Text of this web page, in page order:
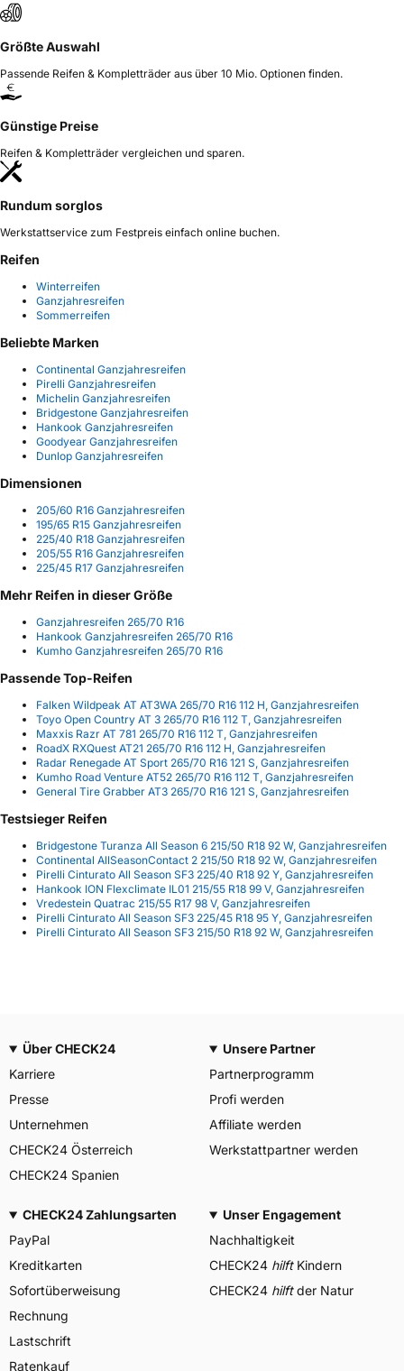
Größte Auswahl
Passende Reifen & Kompletträder aus über 10 Mio. Optionen finden.
Günstige Preise
Reifen & Kompletträder vergleichen und sparen.
Rundum sorglos
Werkstattservice zum Festpreis einfach online buchen.
Reifen
Winterreifen
Ganzjahresreifen
Sommerreifen
Beliebte Marken
Continental Ganzjahresreifen
Pirelli Ganzjahresreifen
Michelin Ganzjahresreifen
Bridgestone Ganzjahresreifen
Hankook Ganzjahresreifen
Goodyear Ganzjahresreifen
Dunlop Ganzjahresreifen
Dimensionen
205/60 R16 Ganzjahresreifen
195/65 R15 Ganzjahresreifen
225/40 R18 Ganzjahresreifen
205/55 R16 Ganzjahresreifen
225/45 R17 Ganzjahresreifen
Mehr Reifen in dieser Größe
Ganzjahresreifen 265/70 R16
Hankook Ganzjahresreifen 265/70 R16
Kumho Ganzjahresreifen 265/70 R16
Passende Top-Reifen
Falken Wildpeak AT AT3WA 265/70 R16 112 H, Ganzjahresreifen
Toyo Open Country AT 3 265/70 R16 112 T, Ganzjahresreifen
Maxxis Razr AT 781 265/70 R16 112 T, Ganzjahresreifen
RoadX RXQuest AT21 265/70 R16 112 H, Ganzjahresreifen
Radar Renegade AT Sport 265/70 R16 121 S, Ganzjahresreifen
Kumho Road Venture AT52 265/70 R16 112 T, Ganzjahresreifen
General Tire Grabber AT3 265/70 R16 121 S, Ganzjahresreifen
Testsieger Reifen
Bridgestone Turanza All Season 6 215/50 R18 92 W, Ganzjahresreifen
Continental AllSeasonContact 2 215/50 R18 92 W, Ganzjahresreifen
Pirelli Cinturato All Season SF3 225/40 R18 92 Y, Ganzjahresreifen
Hankook ION Flexclimate IL01 215/55 R18 99 V, Ganzjahresreifen
Vredestein Quatrac 215/55 R17 98 V, Ganzjahresreifen
Pirelli Cinturato All Season SF3 225/45 R18 95 Y, Ganzjahresreifen
Pirelli Cinturato All Season SF3 215/50 R18 92 W, Ganzjahresreifen
Über CHECK24
Karriere
Presse
Unternehmen
CHECK24 Österreich
CHECK24 Spanien
Unsere Partner
Partnerprogramm
Profi werden
Affiliate werden
Werkstattpartner werden
CHECK24 Zahlungsarten
PayPal
Kreditkarten
Sofortüberweisung
Rechnung
Lastschrift
Ratenkauf
Unser Engagement
Nachhaltigkeit
CHECK24 hilftKindern
CHECK24 hilftder Natur